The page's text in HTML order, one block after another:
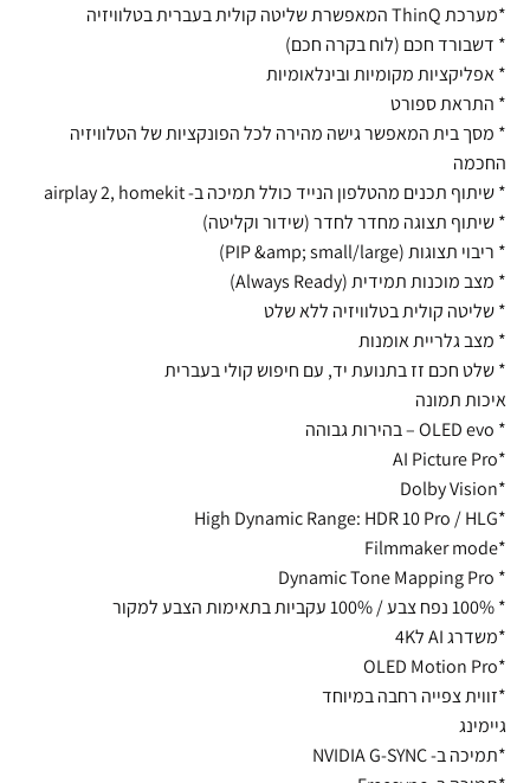
*מערכת ThinQ המאפשרת שליטה קולית בעברית בטלוויזיה
* דשבורד חכם (לוח בקרה חכם)
* אפליקציות מקומיות ובינלאומיות
* התראת ספורט
* מסך בית המאפשר גישה מהירה לכל הפונקציות של הטלוויזיה
החכמה
* שיתוף תכנים מהטלפון הנייד כולל תמיכה ב- airplay 2, homekit
* שיתוף תצוגה מחדר לחדר (שידור וקליטה)
* ריבוי תצוגות (PIP &amp; small/large)
* מצב מוכנות תמידית (Always Ready)
* שליטה קולית בטלוויזיה ללא שלט
* מצב גלריית אומנות
* שלט חכם זז בתנועת יד, עם חיפוש קולי בעברית
איכות תמונה
* OLED evo – בהירות גבוהה
*AI Picture Pro
*Dolby Vision
*High Dynamic Range: HDR 10 Pro / HLG
*Filmmaker mode
* Dynamic Tone Mapping Pro
* 100% נפח צבע / 100% עקביות בתאימות הצבע למקור
*משדרג AI ל4K
*OLED Motion Pro
*זווית צפייה רחבה במיוחד
גיימינג
*תמיכה ב- NVIDIA G-SYNC